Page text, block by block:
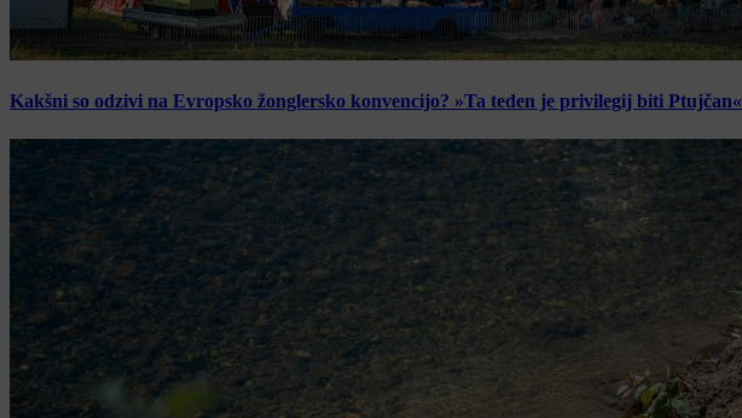
Kakšni so odzivi na Evropsko žonglersko konvencijo? »Ta teden je privilegij biti Ptujčan«